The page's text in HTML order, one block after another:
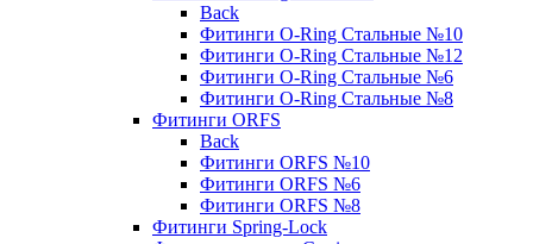
Back
Фитинги O-Ring Стальные №10
Фитинги O-Ring Стальные №12
Фитинги O-Ring Стальные №6
Фитинги O-Ring Стальные №8
Фитинги ORFS
Back
Фитинги ORFS №10
Фитинги ORFS №6
Фитинги ORFS №8
Фитинги Spring-Lock